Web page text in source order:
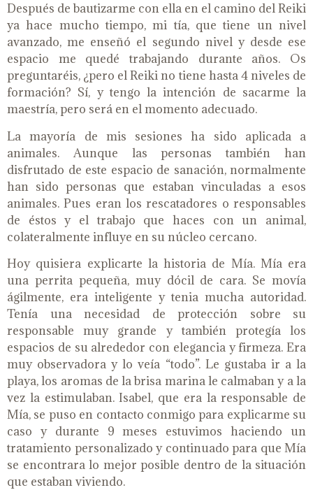
Después de bautizarme con ella en el camino del Reiki
ya hace mucho tiempo, mi tía, que tiene un nivel
avanzado, me enseñó el segundo nivel y desde ese
espacio me quedé trabajando durante años. Os
preguntaréis, ¿pero el Reiki no tiene hasta 4 niveles de
formación? Sí, y tengo la intención de sacarme la
maestría, pero será en el momento adecuado.
La mayoría de mis sesiones ha sido aplicada a
animales. Aunque las personas también han
disfrutado de este espacio de sanación, normalmente
han sido personas que estaban vinculadas a esos
animales. Pues eran los rescatadores o responsables
de éstos y el trabajo que haces con un animal,
colateralmente influye en su núcleo cercano.
Hoy quisiera explicarte la historia de Mía. Mía era
una perrita pequeña, muy dócil de cara. Se movía
ágilmente, era inteligente y tenia mucha autoridad.
Tenía una necesidad de protección sobre su
responsable muy grande y también protegía los
espacios de su alrededor con elegancia y firmeza. Era
muy observadora y lo veía “todo”. Le gustaba ir a la
playa, los aromas de la brisa marina le calmaban y a la
vez la estimulaban. Isabel, que era la responsable de
Mía, se puso en contacto conmigo para explicarme su
caso y durante 9 meses estuvimos haciendo un
tratamiento personalizado y continuado para que Mía
se encontrara lo mejor posible dentro de la situación
que estaban viviendo.